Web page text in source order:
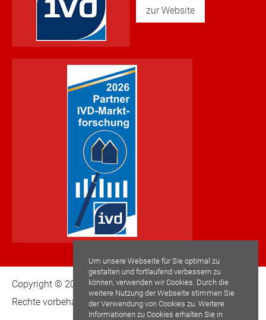
Um unsere Webseite für Sie optimal zu
gestalten und fortlaufend verbessern zu
können, verwenden wir Cookies. Durch die
weitere Nutzung der Webseite stimmen Sie
der Verwendung von Cookies zu. Weitere
Informationen zu Cookies erhalten Sie in
zur Website
Copyright © 2022 Schwaderlapp Immobilien GmbH. Alle
Rechte vorbehalten.